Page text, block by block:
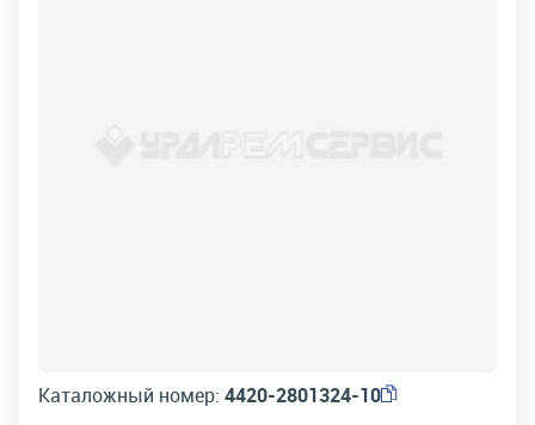
Каталожный номер: 4420-2801324-10